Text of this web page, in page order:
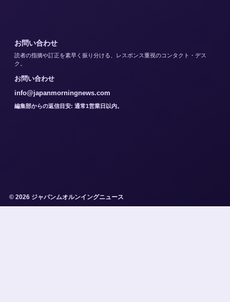
お問い合わせ
読者の指摘や訂正を素早く振り分ける、レスポンス重視のコンタクト・デス
ク。
お問い合わせ
info@japanmorningnews.com
編集部からの返信目安: 通常1営業日以内。
© 2026 ジャパンムオルンイングニュース